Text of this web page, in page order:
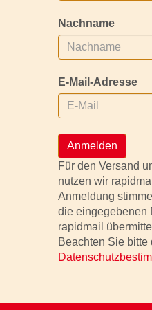
Nachname
E-Mail-Adresse
Anmelden
Für den Versand
nutzen wir
Anmeldung
die eingegebenen
rapidmail
Beachten Sie bitte